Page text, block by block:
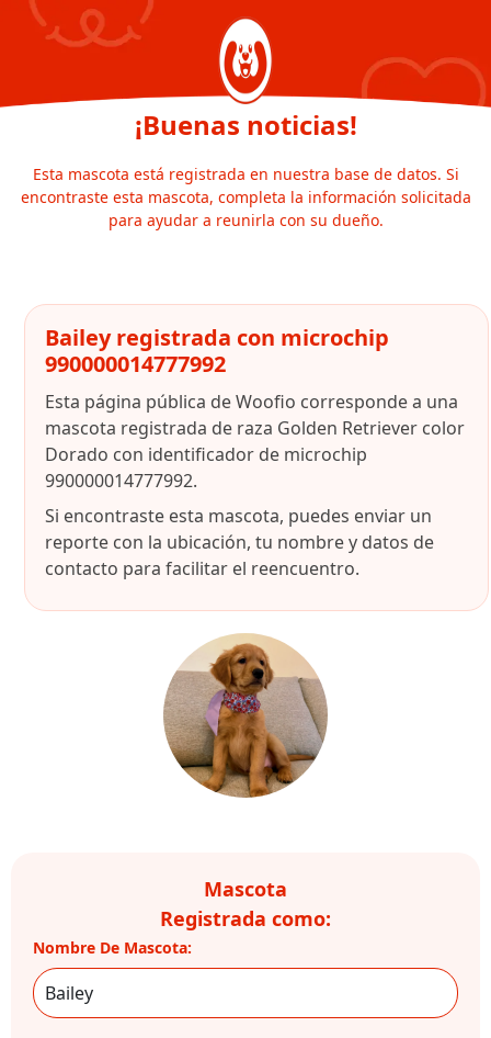
¡Buenas noticias!
Esta mascota está registrada en nuestra base de datos. Si
encontraste esta mascota, completa la información solicitada
para ayudar a reunirla con su dueño.
Bailey registrada con microchip
990000014777992
Esta página pública de Woofio corresponde a una
mascota registrada de raza Golden Retriever color
Dorado con identificador de microchip
990000014777992.
Si encontraste esta mascota, puedes enviar un
reporte con la ubicación, tu nombre y datos de
contacto para facilitar el reencuentro.
Mascota
Registrada como:
Nombre De Mascota: